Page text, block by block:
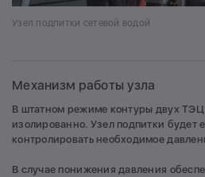
Узел подпитки сетевой водой
Механизм работы узла
В штатном режиме контуры двух ТЭЦ
изолированно. Узел подпитки будет
контролировать необходимое
В случае понижения давления